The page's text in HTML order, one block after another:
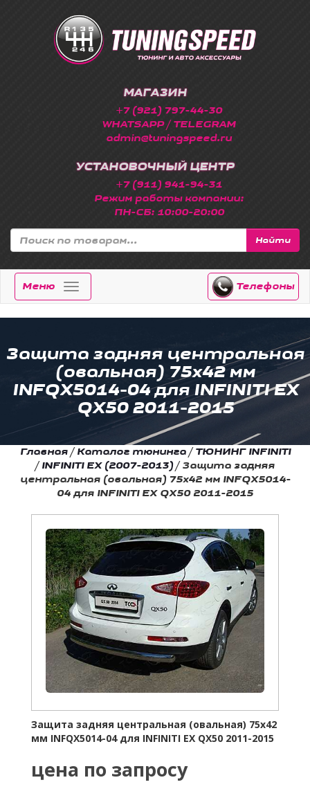
МАГАЗИН
+7 (921) 797-44-30
WHATSAPP / TELEGRAM
admin@tuningspeed.ru
УСТАНОВОЧНЫЙ ЦЕНТР
+7 (911) 941-94-31
Режим работы компании:
ПН-СБ: 10:00-20:00
Найти
Меню Телефоны
Защита задняя центральная
(овальная) 75х42 мм
INFQX5014-04 для INFINITI EX
QX50 2011-2015
Главная /Каталог тюнинга /ТЮНИНГ INFINITI
/INFINITI EX (2007-2013) /Защита задняя
центральная (овальная) 75х42 мм INFQX5014-
04 для INFINITI EX QX50 2011-2015
Защита задняя центральная (овальная) 75х42
мм INFQX5014-04 для INFINITI EX QX50 2011-2015
цена по запросу